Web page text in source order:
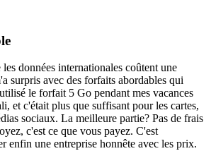
les données internationales coûtent une
surpris avec des forfaits abordables qui
le forfait 5 Go pendant mes vacances
et c'était plus que suffisant pour les cartes,
sociaux. La meilleure partie? Pas de frais
c'est ce que vous payez. C'est
enfin une entreprise honnête avec les prix.